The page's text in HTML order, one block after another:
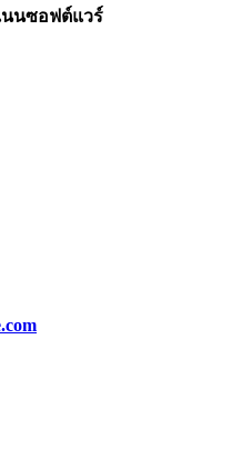
นซอฟต์แวร์